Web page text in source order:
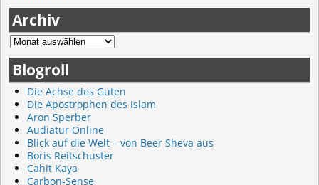
Archiv
Blogroll
Die Achse des Guten
Die Apostrophen des Islam
Aron Sperber
Audiatur Online
Blick auf die Welt – von Beer Sheva aus
Boris Reitschuster
Cahit Kaya
Carbon-Sense